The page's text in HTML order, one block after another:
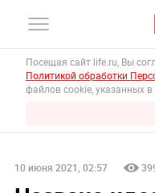
Посещая сайт life.ru, Вы
Политикой обработки
файлов cookie, указанных
10 июня 2021, 02:57